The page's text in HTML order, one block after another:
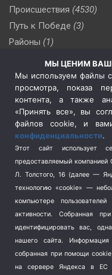
Происшествия (4530)
Путь к Победе (3)
Районы (1)
(509)
Сельское хозяйство (3)
Социальная политика
(3)
Спецоперация в Украине
Спецоперация на
Спорт (740)
Терроризм (1)
Транспорт (262)
Туризм (178)
Флот (76)
Школа и спорт (2)
Экология (8)
МЫ ЦЕНИМ
Мы используем файлы
просмотра, показа
контента, а также
«Принять все», вы
файлов cookie, и
конфиденциальности.
Этот сайт использует
предоставляемый
Л. Толстого, 16 (далее —
технологию «cookie» —
компьютере
активности.
Собранная
идентифицировать вас,
нашего сайта.
собранная при помощи
на сервере Яндекса в ЕС